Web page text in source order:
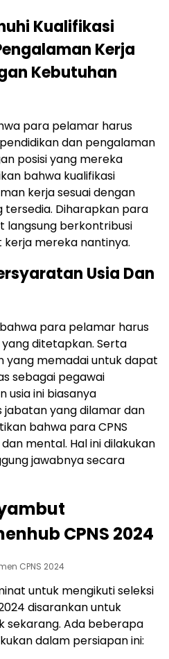
Kualifikasi
Kerja
Kebutuhan
para pelamar harus
dan pengalaman
posisi yang mereka
bahwa kualifikasi
kerja sesuai dengan
Diharapkan para
langsung berkontribusi
mereka nantinya.
Usia Dan
para pelamar harus
ditetapkan. Serta
yang memadai untuk dapat
sebagai pegawai
usia ini biasanya
jabatan yang dilamar dan
bahwa para CPNS
mental. Hal ini dilakukan
jawabnya secara
CPNS 2024
CPNS 2024
untuk mengikuti seleksi
disarankan untuk
sekarang. Ada beberapa
dalam persiapan ini: